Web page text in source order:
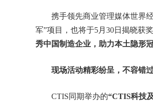
携手领先商业管理媒体世界
军”项目，也将于5月30日揭晓获奖
秀中国制造企业，助力本土隐形
现场活动精彩纷呈，不容错
CTIS同期举办的“CTIS科技